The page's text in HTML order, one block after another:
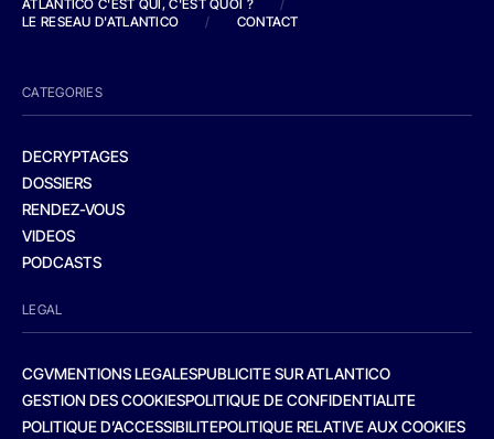
ATLANTICO C'EST QUI, C'EST QUOI ?
/
LE RESEAU D'ATLANTICO
/ CONTACT
CATEGORIES
DECRYPTAGES
DOSSIERS
RENDEZ-VOUS
VIDEOS
PODCASTS
LEGAL
CGVMENTIONS LEGALESPUBLICITE SUR ATLANTICO
GESTION DES COOKIESPOLITIQUE DE CONFIDENTIALITE
POLITIQUE D’ACCESSIBILITEPOLITIQUE RELATIVE AUX COOKIES